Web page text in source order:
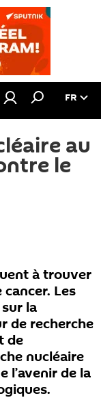
FR
au
le
à trouver
Les
la
de recherche
de
nucléaire
l’avenir de la